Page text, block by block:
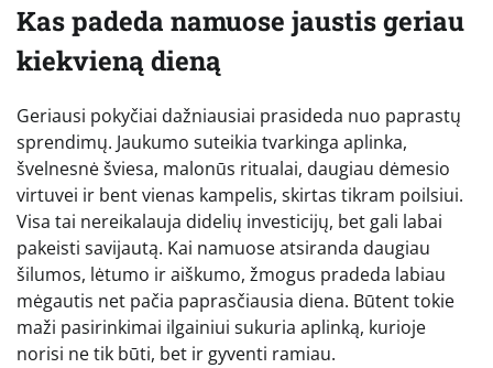
Kas padeda namuose jaustis geriau
kiekvieną dieną
Geriausi pokyčiai dažniausiai prasideda nuo paprastų
sprendimų. Jaukumo suteikia tvarkinga aplinka,
švelnesnė šviesa, malonūs ritualai, daugiau dėmesio
virtuvei ir bent vienas kampelis, skirtas tikram poilsiui.
Visa tai nereikalauja didelių investicijų, bet gali labai
pakeisti savijautą. Kai namuose atsiranda daugiau
šilumos, lėtumo ir aiškumo, žmogus pradeda labiau
mėgautis net pačia paprasčiausia diena. Būtent tokie
maži pasirinkimai ilgainiui sukuria aplinką, kurioje
norisi ne tik būti, bet ir gyventi ramiau.